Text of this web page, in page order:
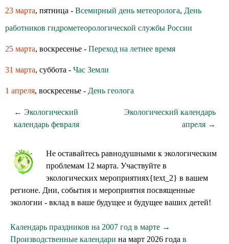
23 марта, пятница - Всемирный день метеоролога, День
работников гидрометеорологической службы России
25 марта, воскресенье - Переход на летнее время
31 марта, суббота - Час Земли
1 апреля, воскресенье - День геолога
← Экологический
календарь февраля
Экологический календарь
апреля →
Не оставайтесь равнодушными к экологическим
проблемам 12 марта. Участвуйте в
экологических мероприятиях{text_2} в вашем
регионе. Дни, события и мероприятия посвященные
экологии - вклад в ваше будущее и будущее ваших детей!
Календарь праздников на 2007 год в марте →
Производственные календари на март 2026 года в